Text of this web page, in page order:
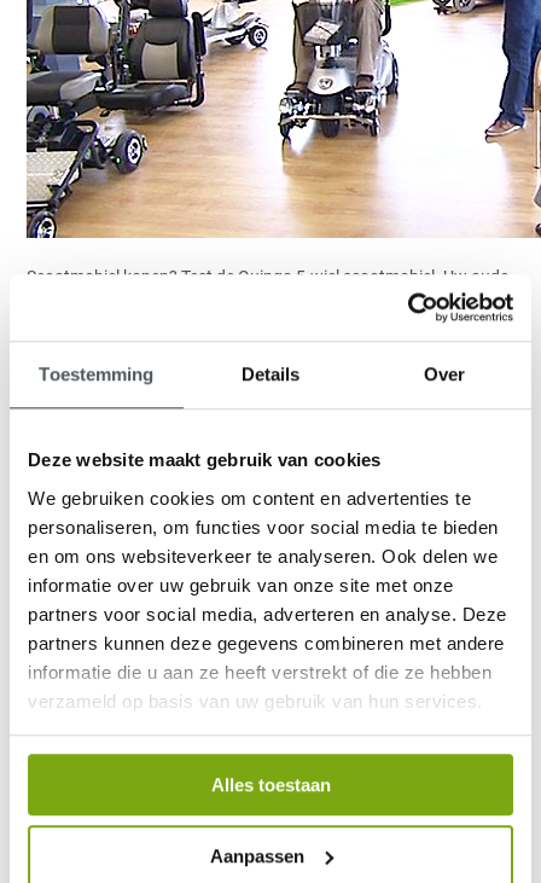
Toestemming Details Over
Deze website maakt gebruik van cookies
We gebruiken cookies om content en advertenties te
personaliseren, om functies voor social media te bieden
en om ons websiteverkeer te analyseren. Ook delen we
informatie over uw gebruik van onze site met onze
partners voor social media, adverteren en analyse. Deze
partners kunnen deze gegevens combineren met andere
informatie die u aan ze heeft verstrekt of die ze hebben
verzameld op basis van uw gebruik van hun services.
Alles toestaan
Aanpassen
Scootmobiel kopen? Test de Quingo 5-wiel scootmobiel. Uw oude
scootmobiel? Dan wilt u waarschijnlijk weten of u die kunt
Inruilen scootmobiel
De aanschaf van een scootmobiel is een flinke uitgave. En dat
beseffen wij. Vandaar dat wij u de mogelijkheid bieden om uw
oude scootmobiel in te ruilen als u een nieuwe 5-wiel Quingo
aanschaft. Het maakt daarbij niet uit of het om een scootmobiel
met 3- of 4 wielen gaat.
Aantrekkelijk aan het inruilen is dat het de prijs van de aanschaf
van een 5- wiel scootmobiel drukt. Wat de inruilwaarde van uw
oude scootmobiel is hangt van verschillende zaken af. Denk aan
het merk, het model en eventuele schade.
Hoe inruilen werkt
Heeft u interesse in een Quingo scootmobiel? En wilt u uw oude
op. U kunt hiervoor gratis ons klanten contact centrum bellen.